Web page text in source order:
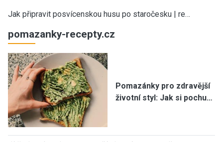
Jak připravit posvícenskou husu po staročesku | re…
pomazanky-recepty.cz
Pomazánky pro zdravější
životní styl: Jak si pochu…